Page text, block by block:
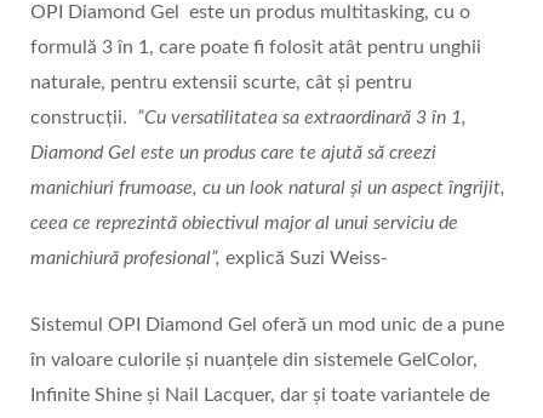
OPI Diamond Gel este un produs multitasking, cu o
formulă 3 în 1, care poate fi folosit atât pentru unghii
naturale, pentru extensii scurte, cât și pentru
construcții. ”Cu versatilitatea sa extraordinară 3 în 1,
Diamond Gel este un produs care te ajută să creezi
manichiuri frumoase, cu un look natural și un aspect îngrijit,
ceea ce reprezintă obiectivul major al unui serviciu de
manichiură profesional”, explică Suzi Weiss-
Sistemul OPI Diamond Gel oferă un mod unic de a pune
în valoare culorile și nuanțele din sistemele GelColor,
Infinite Shine și Nail Lacquer, dar și toate variantele de